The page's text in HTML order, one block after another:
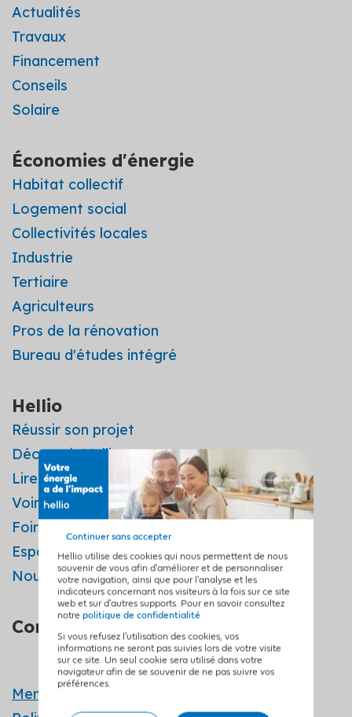
Hellio utilise des cookies qui nous permettent de nous
souvenir de vous afin d'améliorer et de personnaliser
votre navigation, ainsi que pour l'analyse et les
indicateurs concernant nos visiteurs à la fois sur ce site
web et sur d'autres supports. Pour en savoir consultez
notre politique de confidentialité
Si vous refusez l'utilisation des cookies, vos
informations ne seront pas suivies lors de votre visite
sur ce site. Un seul cookie sera utilisé dans votre
navigateur afin de se souvenir de ne pas suivre vos
préférences.
Continuer sans accepter
Actualités
Travaux
Financement
Conseils
Solaire
Économies d'énergie
Habitat collectif
Logement social
Collectivités locales
Industrie
Tertiaire
Agriculteurs
Pros de la rénovation
Bureau d'études intégré
Hellio
Réussir son projet
Découvrir Hellio
Lire les avis
Voir les vidéos
Foire aux questions
Espace presse
Nous rejoindre
Contactez-nous
Mentions légales